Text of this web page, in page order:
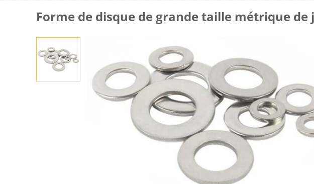
Forme de disque de grande taille métrique